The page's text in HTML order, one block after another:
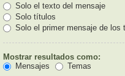
Solo el texto del mensaje
Solo títulos
Solo el primer mensaje de los
Mostrar resultados como:
Mensajes
Temas